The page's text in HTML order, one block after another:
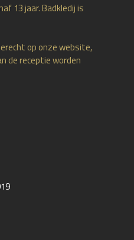
13 jaar. Badkledij is
op onze website,
de receptie worden